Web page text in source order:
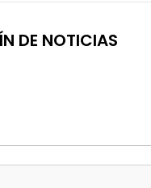
DE NOTICIAS